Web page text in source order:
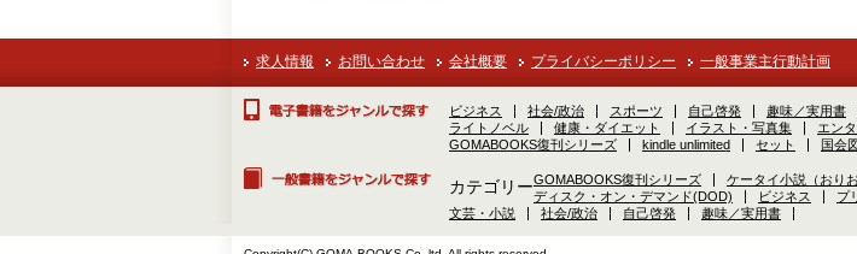
求人情報 お問い合わせ 会社概要 プライバシーポリシー 一般事業主行動計画
ビジネス 社会/政治 スポーツ 自己啓発 趣味／実用書
ライトノベル
健康・ダイエット イラスト・写真集 エン
GOMABOOKS復刊シリーズ
kindle unlimited セット 国会
カテゴリーGOMABOOKS復刊シリーズ ケータイ小説（おり
ディスク・オン・デマンド(DOD)
ビジネス プ
文芸・小説
社会/政治 自己啓発 趣味／実用書